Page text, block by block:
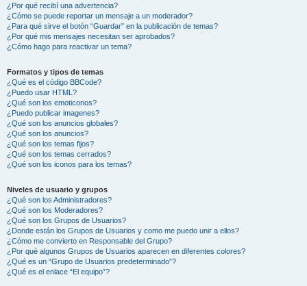
¿Por qué recibí una advertencia?
¿Cómo se puede reportar un mensaje a un moderador?
¿Para qué sirve el botón “Guardar” en la publicación de temas?
¿Por qué mis mensajes necesitan ser aprobados?
¿Cómo hago para reactivar un tema?
Formatos y tipos de temas
¿Qué es el código BBCode?
¿Puedo usar HTML?
¿Qué son los emoticonos?
¿Puedo publicar imagenes?
¿Qué son los anuncios globales?
¿Qué son los anuncios?
¿Qué son los temas fijos?
¿Qué son los temas cerrados?
¿Qué son los iconos para los temas?
Niveles de usuario y grupos
¿Qué son los Administradores?
¿Qué son los Moderadores?
¿Qué son los Grupos de Usuarios?
¿Donde están los Grupos de Usuarios y como me puedo unir a ellos?
¿Cómo me convierto en Responsable del Grupo?
¿Por qué algunos Grupos de Usuarios aparecen en diferentes colores?
¿Qué es un “Grupo de Usuarios predeterminado”?
¿Qué es el enlace “El equipo”?